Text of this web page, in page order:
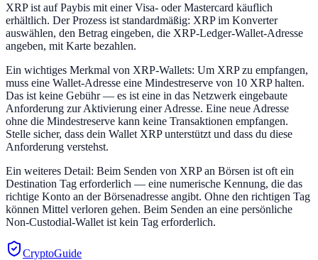
XRP ist auf Paybis mit einer Visa- oder Mastercard käuflich
erhältlich. Der Prozess ist standardmäßig: XRP im Konverter
auswählen, den Betrag eingeben, die XRP-Ledger-Wallet-Adresse
angeben, mit Karte bezahlen.
Ein wichtiges Merkmal von XRP-Wallets: Um XRP zu empfangen,
muss eine Wallet-Adresse eine Mindestreserve von 10 XRP halten.
Das ist keine Gebühr — es ist eine in das Netzwerk eingebaute
Anforderung zur Aktivierung einer Adresse. Eine neue Adresse
ohne die Mindestreserve kann keine Transaktionen empfangen.
Stelle sicher, dass dein Wallet XRP unterstützt und dass du diese
Anforderung verstehst.
Ein weiteres Detail: Beim Senden von XRP an Börsen ist oft ein
Destination Tag erforderlich — eine numerische Kennung, die das
richtige Konto an der Börsenadresse angibt. Ohne den richtigen Tag
können Mittel verloren gehen. Beim Senden an eine persönliche
Non-Custodial-Wallet ist kein Tag erforderlich.
CryptoGuide